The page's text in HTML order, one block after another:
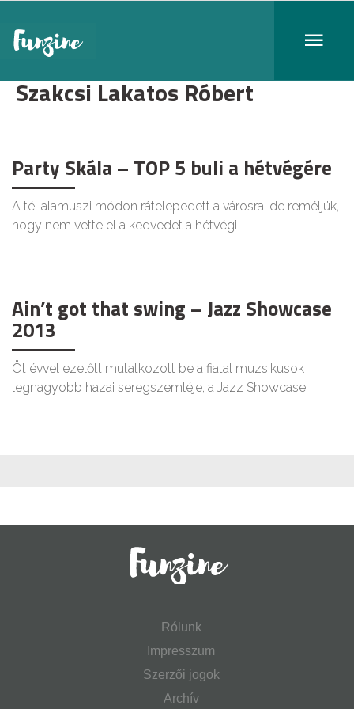
Szakcsi Lakatos Róbert
Party Skála – TOP 5 buli a hétvégére
A tél alamuszi módon rátelepedett a városra, de reméljük,
hogy nem vette el a kedvedet a hétvégi
Ain’t got that swing – Jazz Showcase
2013
Öt évvel ezelőtt mutatkozott be a fiatal muzsikusok
legnagyobb hazai seregszemléje, a Jazz Showcase
Rólunk
Impresszum
Szerzői jogok
Archív